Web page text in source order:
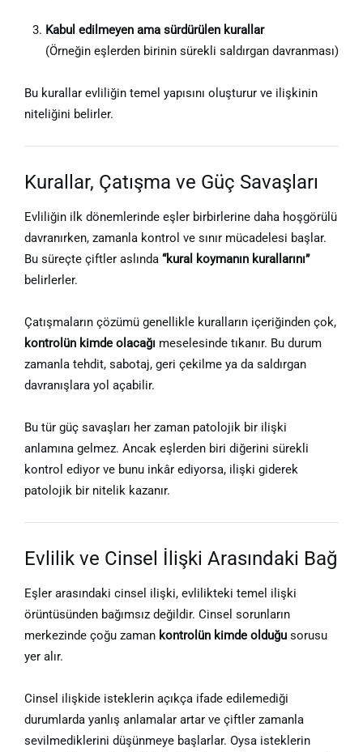
Kabul edilmeyen ama sürdürülen kurallar
(Örneğin eşlerden birinin sürekli saldırgan davranması)
Bu kurallar evliliğin temel yapısını oluşturur ve ilişkinin
niteliğini belirler.
Kurallar, Çatışma ve Güç Savaşları
Evliliğin ilk dönemlerinde eşler birbirlerine daha hoşgörülü
davranırken, zamanla kontrol ve sınır mücadelesi başlar.
Bu süreçte çiftler aslında “kural koymanın kurallarını”
belirlerler.
Çatışmaların çözümü genellikle kuralların içeriğinden çok,
kontrolün kimde olacağı meselesinde tıkanır. Bu durum
zamanla tehdit, sabotaj, geri çekilme ya da saldırgan
davranışlara yol açabilir.
Bu tür güç savaşları her zaman patolojik bir ilişki
anlamına gelmez. Ancak eşlerden biri diğerini sürekli
kontrol ediyor ve bunu inkâr ediyorsa, ilişki giderek
patolojik bir nitelik kazanır.
Evlilik ve Cinsel İlişki Arasındaki Bağ
Eşler arasındaki cinsel ilişki, evlilikteki temel ilişki
örüntüsünden bağımsız değildir. Cinsel sorunların
merkezinde çoğu zaman kontrolün kimde olduğu sorusu
yer alır.
Cinsel ilişkide isteklerin açıkça ifade edilemediği
durumlarda yanlış anlamalar artar ve çiftler zamanla
sevilmediklerini düşünmeye başlarlar. Oysa isteklerin